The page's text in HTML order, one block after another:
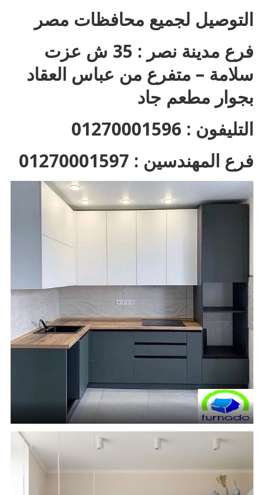
التوصيل لجميع محافظات مصر
فرع مدينة نصر : 35 ش عزت
سلامة – متفرع من عباس العقاد
بجوار مطعم جاد
التليفون : 01270001596
فرع المهندسين : 01270001597